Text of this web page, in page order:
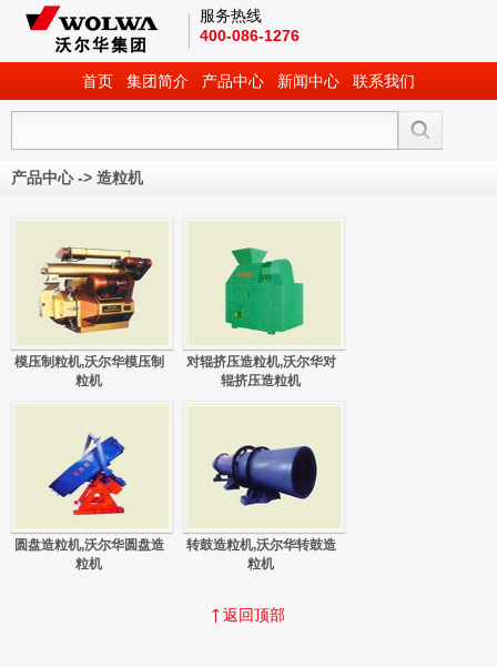
服务热线
400-086-1276
首页 集团简介 产品中心 新闻中心 联系我们
产品中心-> 造粒机
模压制粒机,沃尔华模压制
粒机
对辊挤压造粒机,沃尔华对
辊挤压造粒机
圆盘造粒机,沃尔华圆盘造
粒机
转鼓造粒机,沃尔华转鼓造
粒机
返回顶部